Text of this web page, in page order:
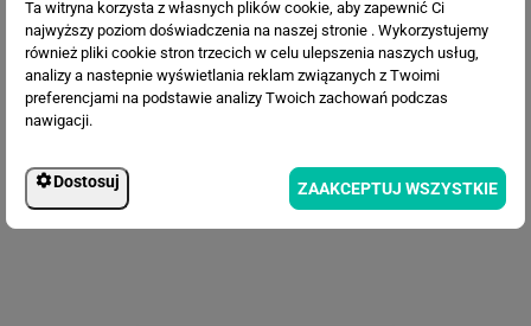
Fototapeta Egzotyczne Kwiaty i
Liście
Ta witryna korzysta z własnych plików cookie, aby zapewnić Ci
najwyższy poziom doświadczenia na naszej stronie . Wykorzystujemy
również pliki cookie stron trzecich w celu ulepszenia naszych usług,
analizy a nastepnie wyświetlania reklam związanych z Twoimi
preferencjami na podstawie analizy Twoich zachowań podczas
nawigacji.
Dostosuj ZAAKCEPTUJ WSZYSTKIE